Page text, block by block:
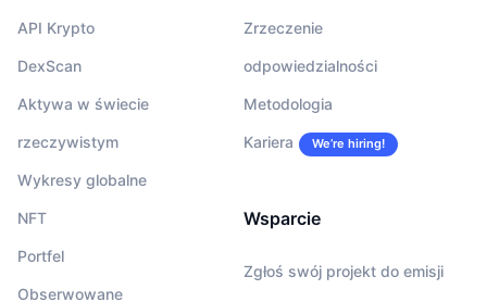
API Krypto
DexScan
Aktywa w świecie
rzeczywistym
Wykresy globalne
NFT
Portfel
Obserwowane
Zrzeczenie
odpowiedzialności
Metodologia
Kariera We’re hiring!
Wsparcie
Zgłoś swój projekt do emisji